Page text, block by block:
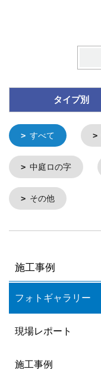
タイプ別
すべて
中庭ロの字
その他
施工事例
フォトギャラリー
現場レポート
施工事例